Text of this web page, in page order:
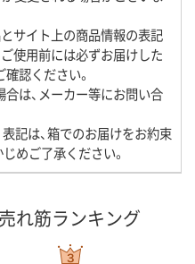
サイト上の商品情報の表記
使用前には必ずお届けした
認ください。
は、メーカー等にお問い合
表記は、箱でのお届けをお約束
めご了承ください。
れ筋ランキング